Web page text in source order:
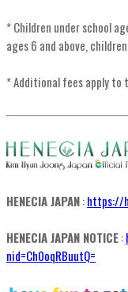
* Children under school
ages 6 and above,
* Additional fees apply
HENECIA JAPAN:https://
HENECIA JAPAN NOTICE:
nid=Ch0oqRBuutQ=